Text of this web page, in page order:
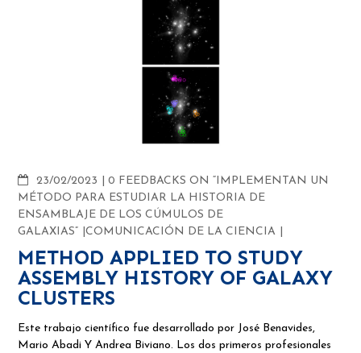
23/02/2023 COMMENTS
0 FEEDBACKS ON “IMPLEMENTAN UN
MÉTODO PARA ESTUDIAR LA HISTORIA DE
ENSAMBLAJE DE LOS CÚMULOS DE
GALAXIAS”
COMUNICACIÓN DE LA CIENCIA
METHOD APPLIED TO STUDY
ASSEMBLY HISTORY OF GALAXY
CLUSTERS
Este trabajo científico fue desarrollado por José Benavides,
Mario Abadi Y Andrea Biviano. Los dos primeros profesionales